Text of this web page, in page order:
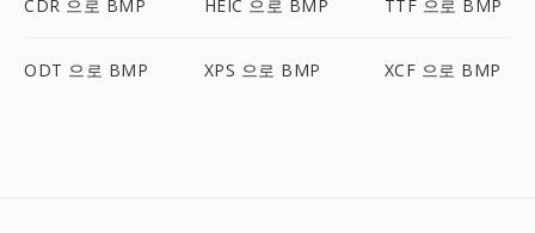
CDR 으로 BMP HEIC 으로 BMP TTF 으로 BMP
ODT 으로 BMP XPS 으로 BMP XCF 으로 BMP